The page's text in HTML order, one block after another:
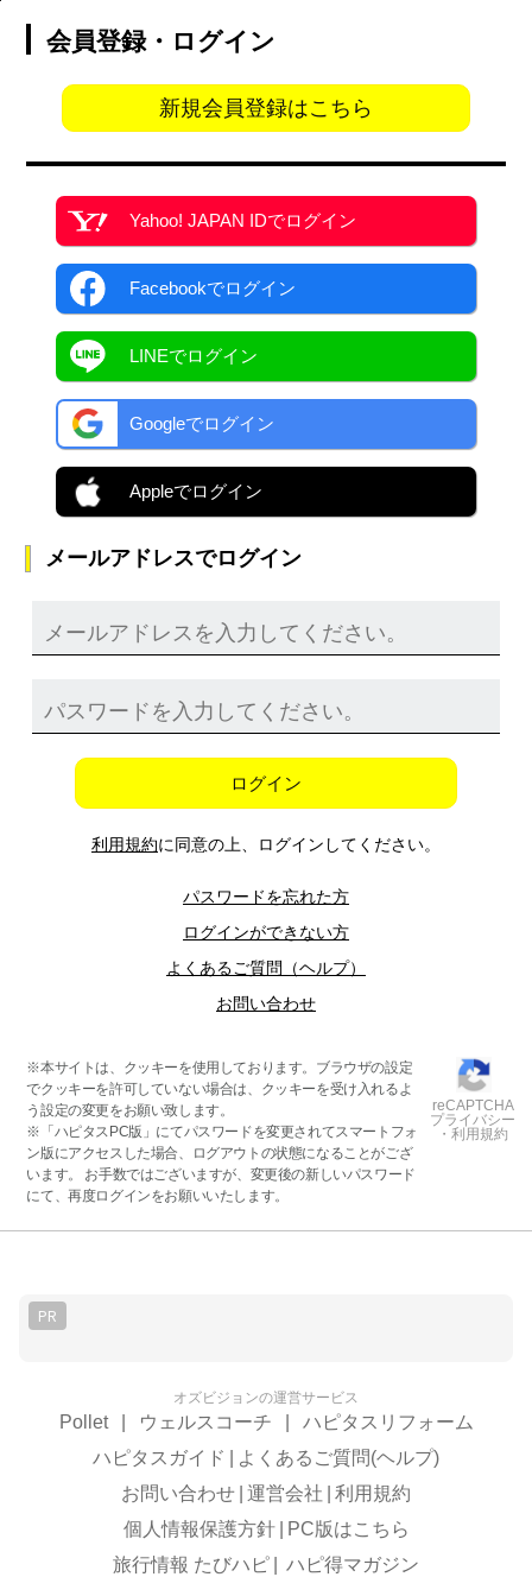
会員登録・ログイン
新規会員登録はこちら
Yahoo! JAPAN IDでログイン
Facebookでログイン
LINEでログイン
Googleでログイン
Appleでログイン
メールアドレスでログイン
ログイン
利用規約に同意の上、ログインしてください。
パスワードを忘れた方
ログインができない方
よくあるご質問（ヘルプ）
お問い合わせ
※本サイトは、クッキーを使用しております。ブラウザの設定
でクッキーを許可していない場合は、クッキーを受け入れるよ
う設定の変更をお願い致します。
※「ハピタスPC版」にてパスワードを変更されてスマートフォ
ン版にアクセスした場合、ログアウトの状態になることがござ
います。 お手数ではございますが、変更後の新しいパスワード
にて、再度ログインをお願いいたします。
reCAPTCHA
プライバシー
・利用規約
PR
オズビジョンの運営サービス
Pollet ウェルスコーチ
ハピタスリフォーム
ハピタスガイド
よくあるご質問(ヘルプ)
お問い合わせ 運営会社
利用規約
個人情報保護方針
PC版はこちら
旅行情報 たびハピ
ハピ得マガジン